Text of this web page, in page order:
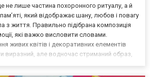
не лише частина похоронного ритуалу, а й
який відображає шану, любов і повагу
з життя. Правильно підібрана композиція
які важко висловити словами.
живих квітів і декоративних елементів
виразний, але водночас стриманий образ,